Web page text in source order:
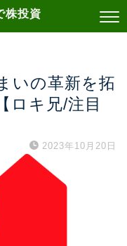
株投資
いの革新を拓
ロキ兄/注目
2023年10月20日